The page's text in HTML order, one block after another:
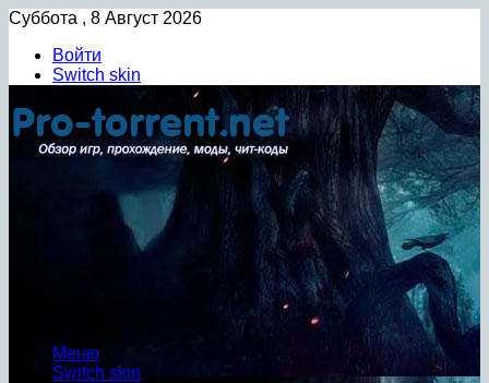
Суббота , 8 Август 2026
Войти
Switch skin
Меню
Switch skin